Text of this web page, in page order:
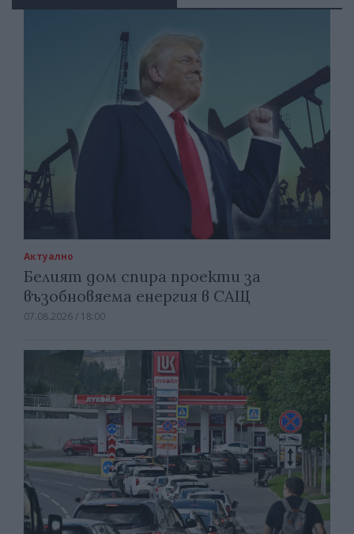
Актуално
Белият дом спира проекти за
възобновяема енергия в САЩ
07.08.2026 / 18:00